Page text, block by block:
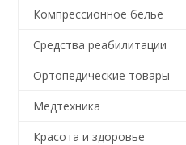
Компрессионное белье
Средства реабилитации
Ортопедические товары
Медтехника
Красота и здоровье